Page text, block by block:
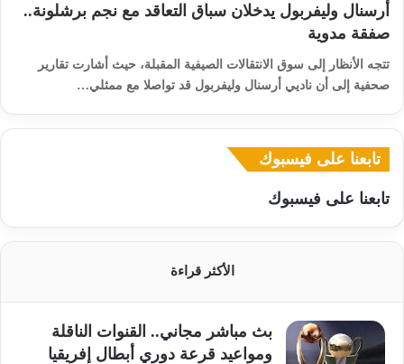
أرسنال وليفربول يدخلان سباق التعاقد مع نجم برشلونة..
صفقة مدوية
تتجه الأنظار إلى سوق الانتقالات الصيفية المقبلة، حيث أشارت تقارير
صحفية إلى أن ناديي أرسنال وليفربول قد تواصلا مع ممثلي…
تابعنا على فيسبوك
تابعنا على فيسبوك
الأكثر قراءة
بث مباشر مجاني.. القنوات الناقلة
ومواعيد قرعة دوري أبطال إفريقيا